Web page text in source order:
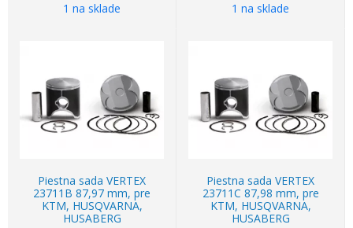
1 na sklade 1 na sklade
Piestna sada VERTEX
23711B 87,97 mm, pre
KTM, HUSQVARNA,
HUSABERG
Piestna sada VERTEX
23711C 87,98 mm, pre
KTM, HUSQVARNA,
HUSABERG